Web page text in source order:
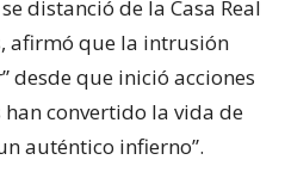
distanció de la Casa Real
afirmó que la intrusión
desde que inició acciones
convertido la vida de
auténtico infierno”.